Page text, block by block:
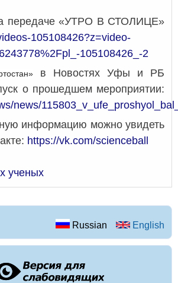
передаче «УТРО В СТОЛИЦЕ»
105108426?z=video-
105108426_-2
в Новостях Уфы и РБ
о прошедшем мероприятии:
news/
информацию можно увидеть
https://vk.com/scienceball
ученых
Russian English